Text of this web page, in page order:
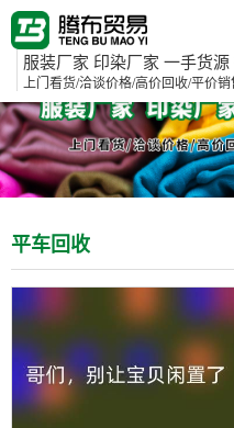
服装厂家 印染厂家 一手货
上门看货/洽谈价格/高价回收/平价
平车回收